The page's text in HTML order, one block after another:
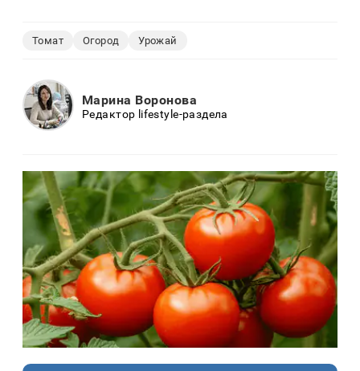
Томат Огород Урожай
Марина Воронова
Редактор lifestyle-раздела